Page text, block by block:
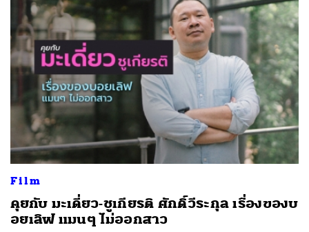
Film
คุยกับ มะเดี่ยว-ชูเกียรติ ศักดิ์วีระกุล เรื่องของบ
อยเลิฟ แมนๆ ไม่ออกสาว